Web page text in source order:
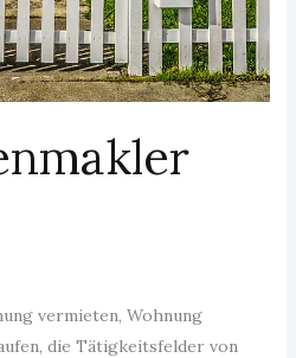
vermieten, Wohnung
die Tätigkeitsfelder von